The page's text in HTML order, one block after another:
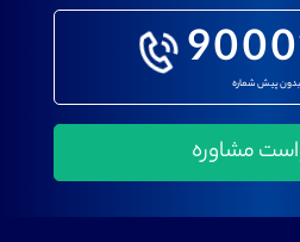
بدون پیش شماره